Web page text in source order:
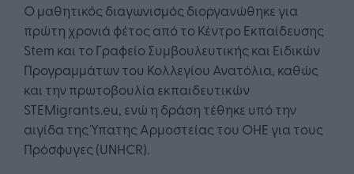
Ο μαθητικός διαγωνισμός διοργανώθηκε για
πρώτη χρονιά φέτος από το Κέντρο Εκπαίδευσης
Stem και το Γραφείο Συμβουλευτικής και Ειδικών
Προγραμμάτων του Κολλεγίου Ανατόλια, καθώς
και την πρωτοβουλία εκπαιδευτικών
STEMigrants.eu, ενώ η δράση τέθηκε υπό την
αιγίδα της Ύπατης Αρμοστείας του ΟΗΕ για τους
Πρόσφυγες (UNHCR).